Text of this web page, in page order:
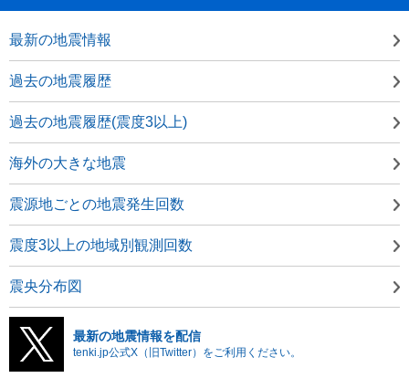
最新の地震情報
過去の地震履歴
過去の地震履歴(震度3以上)
海外の大きな地震
震源地ごとの地震発生回数
震度3以上の地域別観測回数
震央分布図
最新の地震情報を配信
tenki.jp公式X（旧Twitter）をご利用ください。